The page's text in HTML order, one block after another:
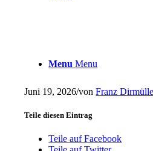
Menu Menu
Juni 19, 2026/vonFranz
Teile diesen Eintrag
Teile auf Facebook